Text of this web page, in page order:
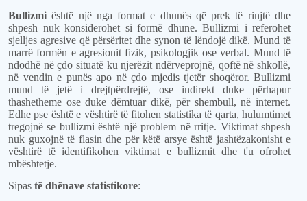
Bullizmiështë një nga format e dhunës që prek të rinjtë dhe
shpesh nuk konsiderohet si formë dhune. Bullizmi i referohet
sjelljes agresive që përsëritet dhe synon të lëndojë dikë. Mund të
marrë formën e agresionit fizik, psikologjik ose verbal. Mund të
ndodhë në çdo situatë ku njerëzit ndërveprojnë, qoftë në shkollë,
në vendin e punës apo në çdo mjedis tjetër shoqëror. Bullizmi
mund të jetë i drejtpërdrejtë, ose indirekt duke përhapur
thashetheme ose duke dëmtuar dikë, për shembull, në internet.
Edhe pse është e vështirë të fitohen statistika të qarta, hulumtimet
tregojnë se bullizmi është një problem në rritje. Viktimat shpesh
nuk guxojnë të flasin dhe për këtë arsye është jashtëzakonisht e
vështirë të identifikohen viktimat e bullizmit dhe t'u ofrohet
mbështetje.
Sipas të dhënave statistikore: